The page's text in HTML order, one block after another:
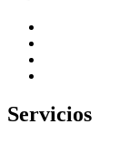
Servicios